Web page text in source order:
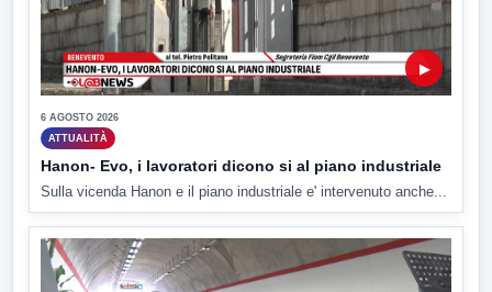
▶
6 AGOSTO 2026
ATTUALITÀ
Hanon- Evo, i lavoratori dicono si al piano industriale
Sulla vicenda Hanon e il piano industriale e' intervenuto anche...